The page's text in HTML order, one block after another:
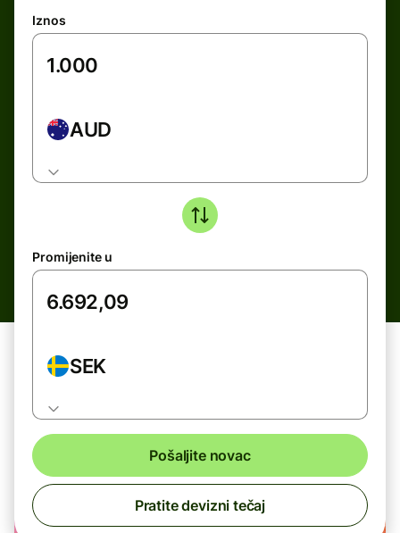
Iznos
AUD
Promijenite u
SEK
Pošaljite novac
Pratite devizni tečaj